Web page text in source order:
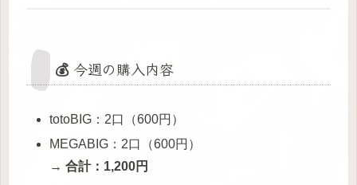
💰 今週の購入内容
totoBIG：2口（600円）
MEGABIG：2口（600円）
→合計：1,200円